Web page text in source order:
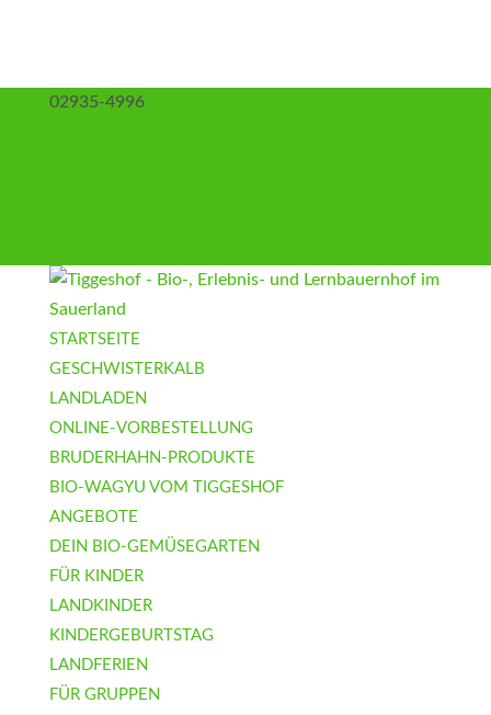
02935-4996
STARTSEITE
GESCHWISTERKALB
LANDLADEN
ONLINE-VORBESTELLUNG
BRUDERHAHN-PRODUKTE
BIO-WAGYU VOM TIGGESHOF
ANGEBOTE
DEIN BIO-GEMÜSEGARTEN
FÜR KINDER
LANDKINDER
KINDERGEBURTSTAG
LANDFERIEN
FÜR GRUPPEN